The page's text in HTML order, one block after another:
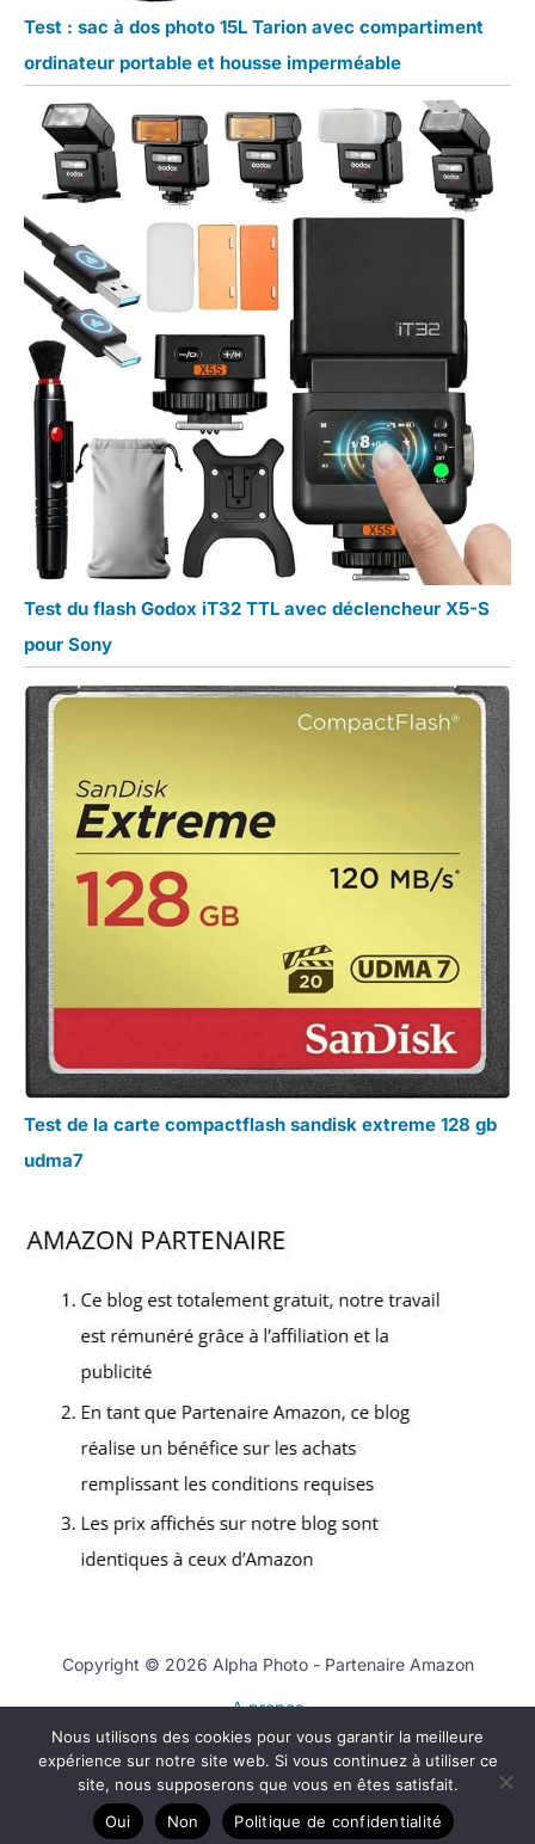
Test : sac à dos photo 15L Tarion avec compartiment
ordinateur portable et housse imperméable
Test du flash Godox iT32 TTL avec déclencheur X5-S
pour Sony
Test de la carte compactflash sandisk extreme 128 gb
udma7
Copyright © 2026 Alpha Photo - Partenaire Amazon
A propos
Contact
Mentions légales
Politique de confidentialité
Nous utilisons des cookies pour vous garantir la meilleure
expérience sur notre site web. Si vous continuez à utiliser ce
site, nous supposerons que vous en êtes satisfait.
Oui
Non Politique de confidentialité